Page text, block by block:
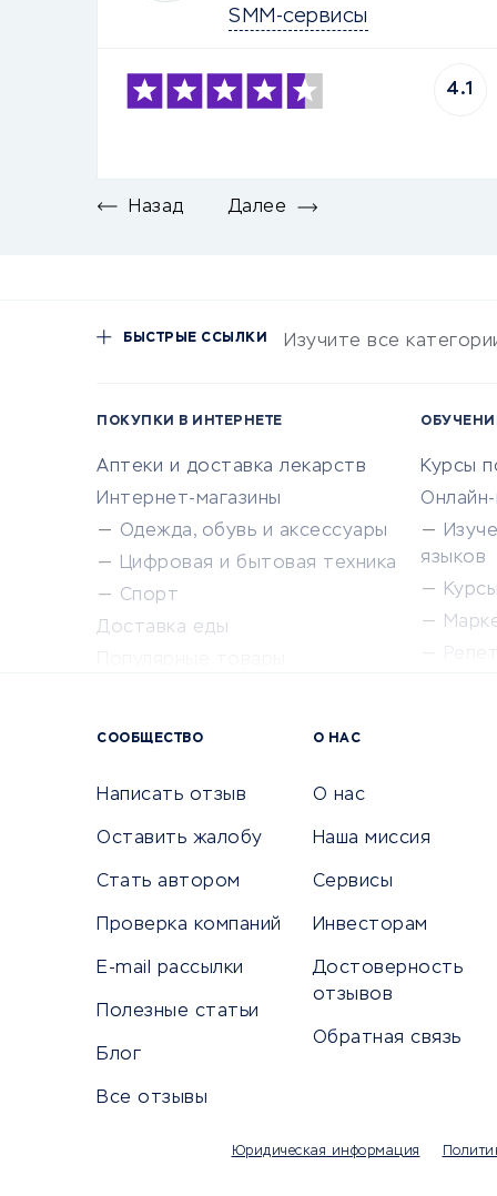
SMM-сервисы
4.1
Назад Далее
БЫСТРЫЕ ССЫЛКИ Изучите все
ПОКУПКИ В ИНТЕРНЕТЕ
Аптеки и доставка лекарств
Интернет-магазины
Одежда, обувь и аксессуары
Цифровая и бытовая техника
Спорт
Доставка еды
Курсы
языков
Кредитные карты
Дебетовые карты
Микрофинансовые организации
Платежные системы
СООБЩЕСТВО
Написать отзыв
Оставить жалобу
Стать автором
Проверка компаний
E-mail рассылки
Полезные статьи
Блог
Все отзывы
О НАС
О нас
Наша миссия
Сервисы
Инвесторам
Достоверность
отзывов
Обратная связь
Юридическая информация